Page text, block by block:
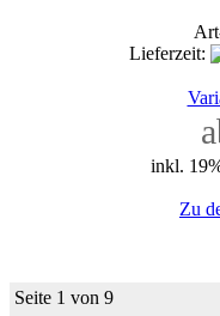
Lieferzeit:
inkl.
Zu
Seite 1 von 9